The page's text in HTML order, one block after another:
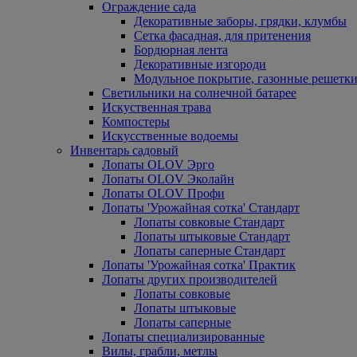
Ограждение сада
Декоративные заборы, грядки, клумбы
Сетка фасадная, для притенения
Бордюрная лента
Декоративные изгороди
Модульное покрытие, газонные
Светильники на солнечной батарее
Искуственная трава
Компостеры
Искусственные водоемы
Инвентарь садовый
Лопаты OLOV Эрго
Лопаты OLOV Эколайн
Лопаты OLOV Профи
Лопаты 'Урожайная сотка' Стандарт
Лопаты совковые Стандарт
Лопаты штыковые Стандарт
Лопаты саперные Стандарт
Лопаты 'Урожайная сотка' Практик
Лопаты других производителей
Лопаты совковые
Лопаты штыковые
Лопаты саперные
Лопаты специализированные
Вилы, грабли, метлы